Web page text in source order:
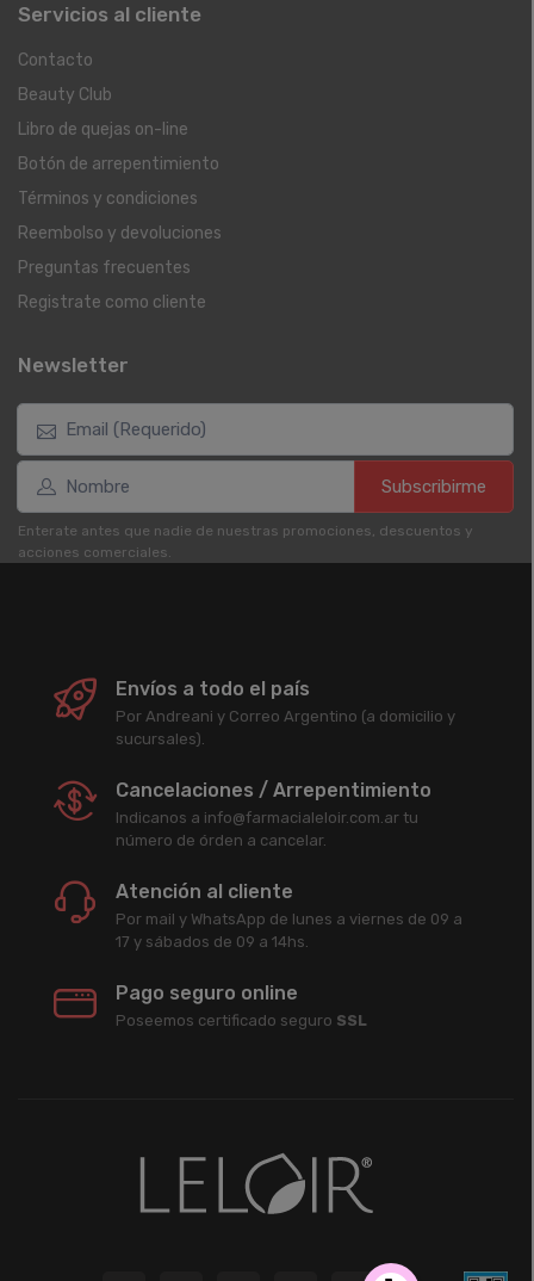
Servicios al cliente
Contacto
Beauty Club
Libro de quejas on-line
Botón de arrepentimiento
Términos y condiciones
Reembolso y devoluciones
Preguntas frecuentes
Registrate como cliente
Newsletter
Subscribirme
Enterate antes que nadie de nuestras promociones, descuentos y
acciones comerciales.
Envíos a todo el país
Por Andreani y Correo Argentino (a domicilio y
sucursales).
Cancelaciones / Arrepentimiento
Indicanos a info@farmacialeloir.com.ar tu
número de órden a cancelar.
Atención al cliente
Por mail y WhatsApp de lunes a viernes de 09 a
17 y sábados de 09 a 14hs.
Pago seguro online
Poseemos certificado seguro SSL